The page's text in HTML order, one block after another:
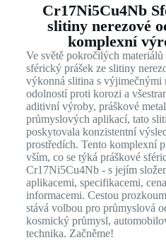
Cr17Ni5Cu4Nb
slitiny nerezové
komplexní
Ve světě pokročilých
sférický prášek ze slitiny
výkonná slitina s výjimečnými
odolností proti korozi a
aditivní výroby, práškové
průmyslových aplikací, tato
poskytovala konzistentní
prostředích. Tento komplexní
vším, co se týká práškové
Cr17Ni5Cu4Nb - s jejím
aplikacemi, specifikacemi,
informacemi. Cestou
stává volbou pro průmyslová
kosmický průmysl,
technika. Začněme!